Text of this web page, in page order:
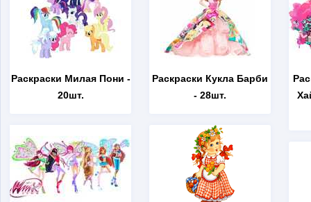
Раскраски Милая Пони -
20шт.
Раскраски Кукла Барби
- 28шт.